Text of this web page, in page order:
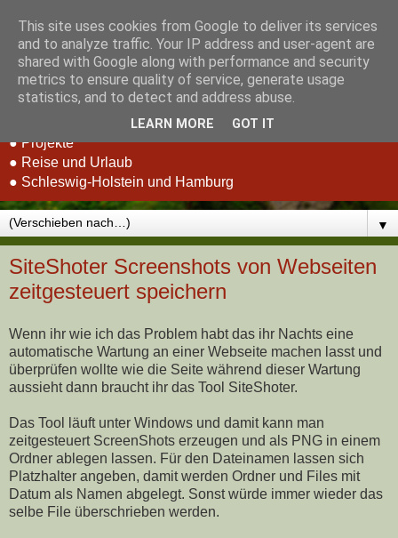
Stefan Schluppeck -
Erfahrungen und Berichte
● Projekte
● Reise und Urlaub
● Schleswig-Holstein und Hamburg
▼
SiteShoter Screenshots von Webseiten
zeitgesteuert speichern
Wenn ihr wie ich das Problem habt das ihr Nachts eine
automatische Wartung an einer Webseite machen lasst und
überprüfen wollte wie die Seite während dieser Wartung
aussieht dann braucht ihr das Tool SiteShoter.
Das Tool läuft unter Windows und damit kann man
zeitgesteuert ScreenShots erzeugen und als PNG in einem
Ordner ablegen lassen. Für den Dateinamen lassen sich
Platzhalter angeben, damit werden Ordner und Files mit
Datum als Namen abgelegt. Sonst würde immer wieder das
selbe File überschrieben werden.
This site uses cookies from Google to deliver its services
and to analyze traffic. Your IP address and user-agent are
shared with Google along with performance and security
metrics to ensure quality of service, generate usage
statistics, and to detect and address abuse.
LEARN MORE GOT IT